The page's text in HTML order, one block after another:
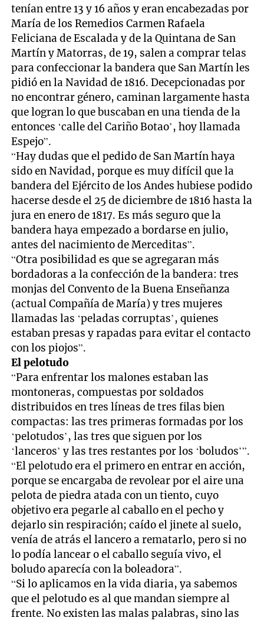
tenían entre 13 y 16 años y eran encabezadas por
María de los Remedios Carmen Rafaela
Feliciana de Escalada y de la Quintana de San
Martín y Matorras, de 19, salen a comprar telas
para confeccionar la bandera que San Martín les
pidió en la Navidad de 1816. Decepcionadas por
no encontrar género, caminan largamente hasta
que logran lo que buscaban en una tienda de la
entonces ‘calle del Cariño Botao’, hoy llamada
Espejo”.
“Hay dudas que el pedido de San Martín haya
sido en Navidad, porque es muy difícil que la
bandera del Ejército de los Andes hubiese podido
hacerse desde el 25 de diciembre de 1816 hasta la
jura en enero de 1817. Es más seguro que la
bandera haya empezado a bordarse en julio,
antes del nacimiento de Merceditas”.
“Otra posibilidad es que se agregaran más
bordadoras a la confección de la bandera: tres
monjas del Convento de la Buena Enseñanza
(actual Compañía de María) y tres mujeres
llamadas las ‘peladas corruptas’, quienes
estaban presas y rapadas para evitar el contacto
con los piojos”.
El pelotudo
“Para enfrentar los malones estaban las
montoneras, compuestas por soldados
distribuidos en tres líneas de tres filas bien
compactas: las tres primeras formadas por los
‘pelotudos’, las tres que siguen por los
‘lanceros’ y las tres restantes por los ‘boludos’”.
“El pelotudo era el primero en entrar en acción,
porque se encargaba de revolear por el aire una
pelota de piedra atada con un tiento, cuyo
objetivo era pegarle al caballo en el pecho y
dejarlo sin respiración; caído el jinete al suelo,
venía de atrás el lancero a rematarlo, pero si no
lo podía lancear o el caballo seguía vivo, el
boludo aparecía con la boleadora”.
“Si lo aplicamos en la vida diaria, ya sabemos
que el pelotudo es al que mandan siempre al
frente. No existen las malas palabras, sino las